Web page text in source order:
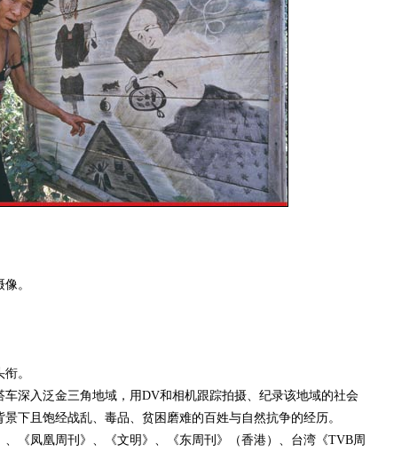
。
。
车深入泛金三角地域，用DV和相机跟踪拍摄、纪录该地域的社会
下且饱经战乱、毒品、贫困磨难的百姓与自然抗争的经历。
《凤凰周刊》、《文明》、《东周刊》（香港）、台湾《TVB周